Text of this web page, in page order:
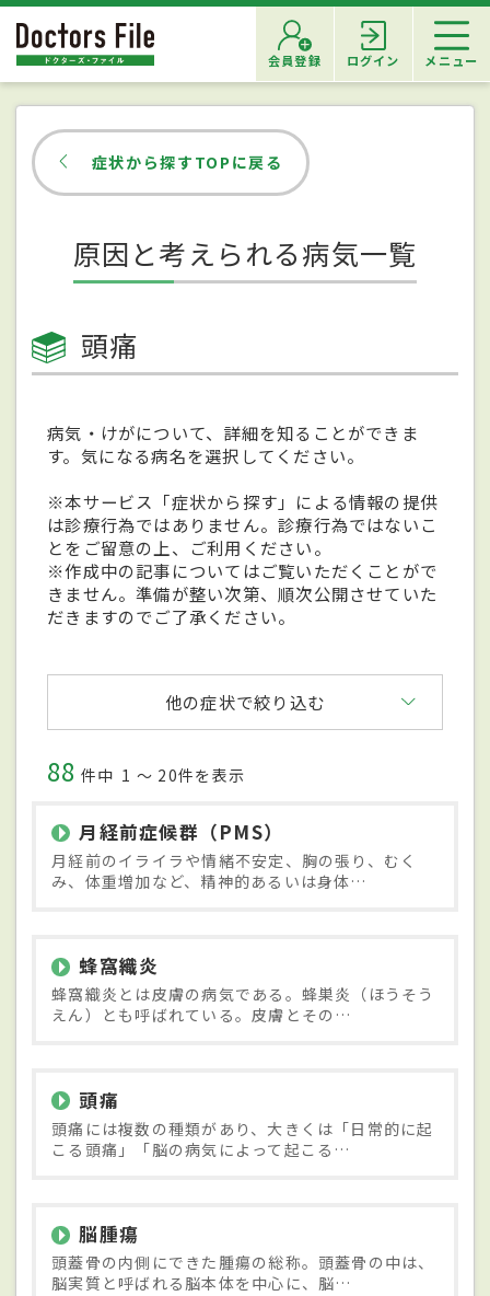
会員登録 ログイン メニュー
症状から探すTOPに戻る
原因と考えられる病気一覧
頭痛
病気・けがについて、詳細を知ることができま
す。気になる病名を選択してください。
※本サービス「症状から探す」による情報の提供
は診療行為ではありません。診療行為ではないこ
とをご留意の上、ご利用ください。
※作成中の記事についてはご覧いただくことがで
きません。準備が整い次第、順次公開させていた
だきますのでご了承ください。
他の症状で絞り込む
88 件中 1 〜 20件を表示
月経前症候群（PMS）
月経前のイライラや情緒不安定、胸の張り、むく
み、体重増加など、精神的あるいは身体…
蜂窩織炎
蜂窩織炎とは皮膚の病気である。蜂巣炎（ほうそう
えん）とも呼ばれている。皮膚とその…
頭痛
頭痛には複数の種類があり、大きくは「日常的に起
こる頭痛」「脳の病気によって起こる…
脳腫瘍
頭蓋骨の内側にできた腫瘍の総称。頭蓋骨の中は、
脳実質と呼ばれる脳本体を中心に、脳…